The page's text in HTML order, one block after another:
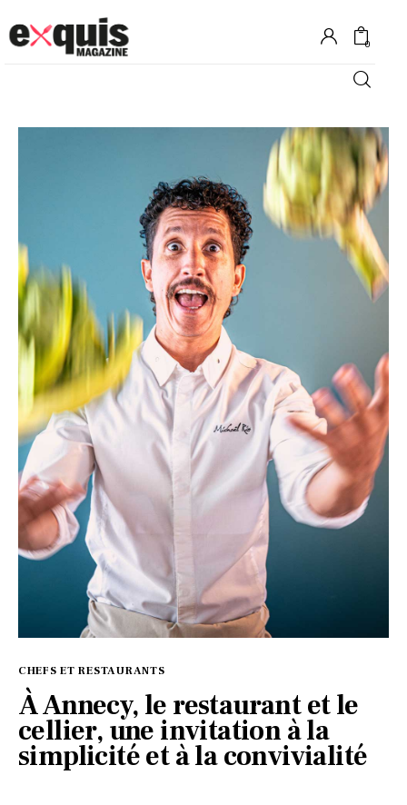
0
Hôtels
Gastronomie
Recettes
Shopping
Évènements
CHEFS ET RESTAURANTS
À Annecy, le restaurant et le
cellier, une invitation à la
simplicité et à la convivialité